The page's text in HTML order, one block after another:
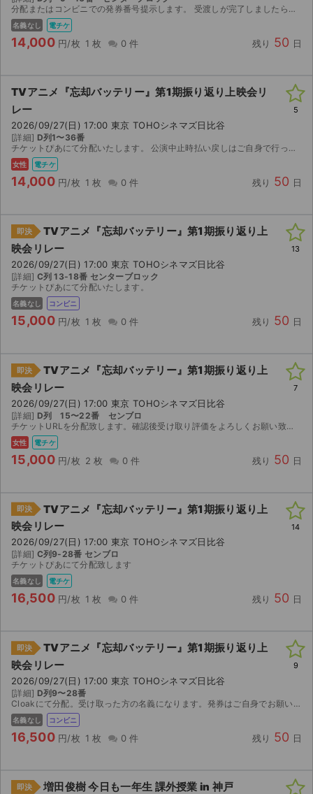
分配またはコンビニでの発券番号提示します。 受渡しが完了しましたら、 速やかに受け取り評価をお願いいたします。
名義なし 電チケ
14,000 円/枚 1 枚 0 件 残り 50 日
TVアニメ『忘却バッテリー』第1期振り返り上映会リ
レー
2026/09/27(日) 17:00 東京 TOHOシネマズ日比谷
[詳細] D列1〜36番
チケットぴあにて分配いたします。 公演中止時払い戻しはご自身で行ってください。差額返金不可。
女性 電チケ
14,000 円/枚 1 枚 0 件 残り 50 日
5
即決
TVアニメ『忘却バッテリー』第1期振り返り上
映会リレー
2026/09/27(日) 17:00 東京 TOHOシネマズ日比谷
[詳細] C列 13-18番 センターブロック
チケットぴあにて分配いたします。
名義なし コンビニ
15,000 円/枚 1 枚 0 件 残り 50 日
13
即決
TVアニメ『忘却バッテリー』第1期振り返り上
映会リレー
2026/09/27(日) 17:00 東京 TOHOシネマズ日比谷
[詳細] D列 15〜22番 センブロ
チケットURLを分配致します。確認後受け取り評価をよろしくお願い致します。
女性 電チケ
15,000 円/枚 2 枚 0 件 残り 50 日
7
即決
TVアニメ『忘却バッテリー』第1期振り返り上
映会リレー
2026/09/27(日) 17:00 東京 TOHOシネマズ日比谷
[詳細] C列9-28番 センブロ
チケットぴあにて分配致します
名義なし 電チケ
16,500 円/枚 1 枚 0 件 残り 50 日
14
即決
TVアニメ『忘却バッテリー』第1期振り返り上
映会リレー
2026/09/27(日) 17:00 東京 TOHOシネマズ日比谷
[詳細] D列9〜28番
Cloakにて分配。受け取った方の名義になります。発券はご自身でお願いいたします。
名義なし コンビニ
16,500 円/枚 1 枚 0 件 残り 50 日
9
即決 増田俊樹 今日も一年生 課外授業 in 神戸